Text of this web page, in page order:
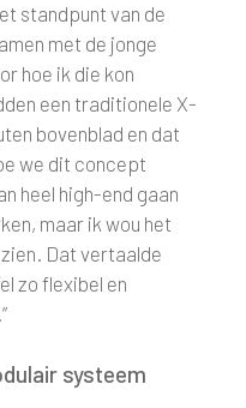
standpunt van de
met de jonge
hoe ik die kon
een traditionele X-
bovenblad en dat
we dit concept
heel high-end gaan
maar ik wou het
Dat vertaalde
zo flexibel en
systeem